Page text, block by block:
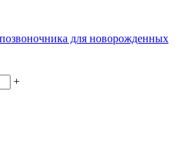
для новорожденных
+